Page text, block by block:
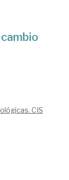
CIS